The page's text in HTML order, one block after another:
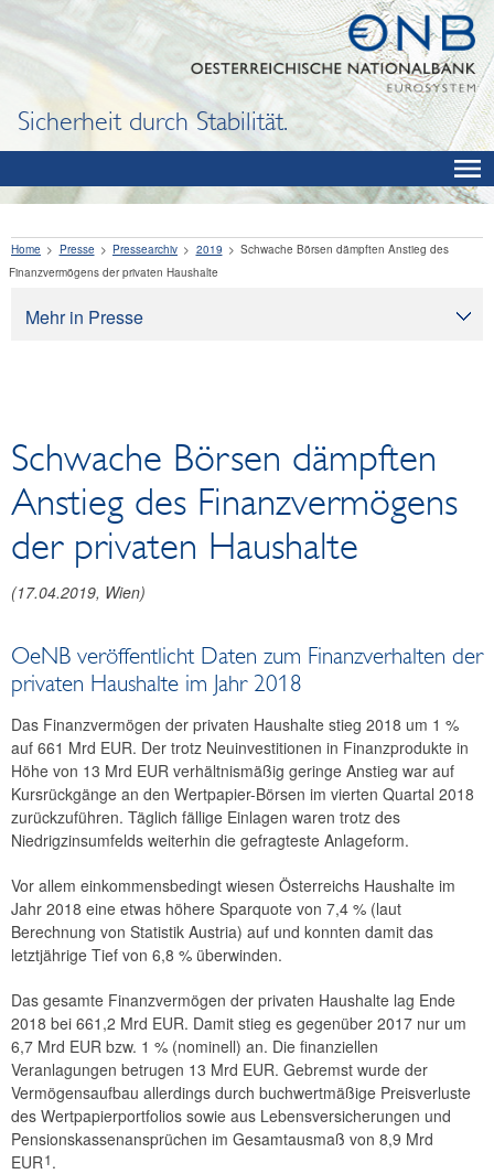
Sicherheit durch Stabilität.
Mehr in Presse
OeNB-Blog
OeNB-Podcast
Reden und Präsentationen
Berichte
Fotos
Home Presse Pressearchiv 2019
Schwache Börsen dämpften Anstieg des
Finanzvermögens der privaten Haushalte
Schwache Börsen dämpften
Anstieg des Finanzvermögens
der privaten Haushalte
(17.04.2019, Wien)
OeNB veröffentlicht Daten zum Finanzverhalten der
privaten Haushalte im Jahr 2018
Das Finanzvermögen der privaten Haushalte stieg 2018 um 1 %
auf 661 Mrd EUR. Der trotz Neuinvestitionen in Finanzprodukte in
Höhe von 13 Mrd EUR verhältnismäßig geringe Anstieg war auf
Kursrückgänge an den Wertpapier-Börsen im vierten Quartal 2018
zurückzuführen. Täglich fällige Einlagen waren trotz des
Niedrigzinsumfelds weiterhin die gefragteste Anlageform.
Vor allem einkommensbedingt wiesen Österreichs Haushalte im
Jahr 2018 eine etwas höhere Sparquote von 7,4 % (laut
Berechnung von Statistik Austria) auf und konnten damit das
letztjährige Tief von 6,8 % überwinden.
Das gesamte Finanzvermögen der privaten Haushalte lag Ende
2018 bei 661,2 Mrd EUR. Damit stieg es gegenüber 2017 nur um
6,7 Mrd EUR bzw. 1 % (nominell) an. Die finanziellen
Veranlagungen betrugen 13 Mrd EUR. Gebremst wurde der
Vermögensaufbau allerdings durch buchwertmäßige Preisverluste
des Wertpapierportfolios sowie aus Lebensversicherungen und
Pensionskassenansprüchen im Gesamtausmaß von 8,9 Mrd
EUR1.